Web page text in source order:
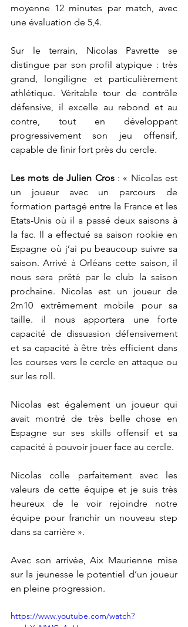
moyenne 12 minutes par match, avec
une évaluation de 5,4.
Sur le terrain, Nicolas Pavrette se
distingue par son profil atypique : très
grand, longiligne et particulièrement
athlétique. Véritable tour de contrôle
défensive, il excelle au rebond et au
contre, tout en développant
progressivement son jeu offensif,
capable de finir fort près du cercle.
Les mots de Julien Cros : « Nicolas est
un joueur avec un parcours de
formation partagé entre la France et les
Etats-Unis où il a passé deux saisons à
la fac. Il a effectué sa saison rookie en
Espagne où j’ai pu beaucoup suivre sa
saison. Arrivé à Orléans cette saison, il
nous sera prêté par le club la saison
prochaine. Nicolas est un joueur de
2m10 extrêmement mobile pour sa
taille. il nous apportera une forte
capacité de dissuasion défensivement
et sa capacité à être très efficient dans
les courses vers le cercle en attaque ou
sur les roll.
Nicolas est également un joueur qui
avait montré de très belle chose en
Espagne sur ses skills offensif et sa
capacité à pouvoir jouer face au cercle.
Nicolas colle parfaitement avec les
valeurs de cette équipe et je suis très
heureux de le voir rejoindre notre
équipe pour franchir un nouveau step
dans sa carrière ».
Avec son arrivée, Aix Maurienne mise
sur la jeunesse le potentiel d’un joueur
en pleine progression.
https://www.youtube.com/watch?